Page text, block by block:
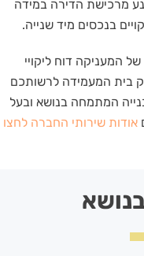
מרכישת הדירה במידה
בנכסים מיד שנייה.
המעניקה דוח ליקויי
בית המעמידה לרשותכם
המתמחה בנושא ובעל
אודות שירותי החברה לחצו